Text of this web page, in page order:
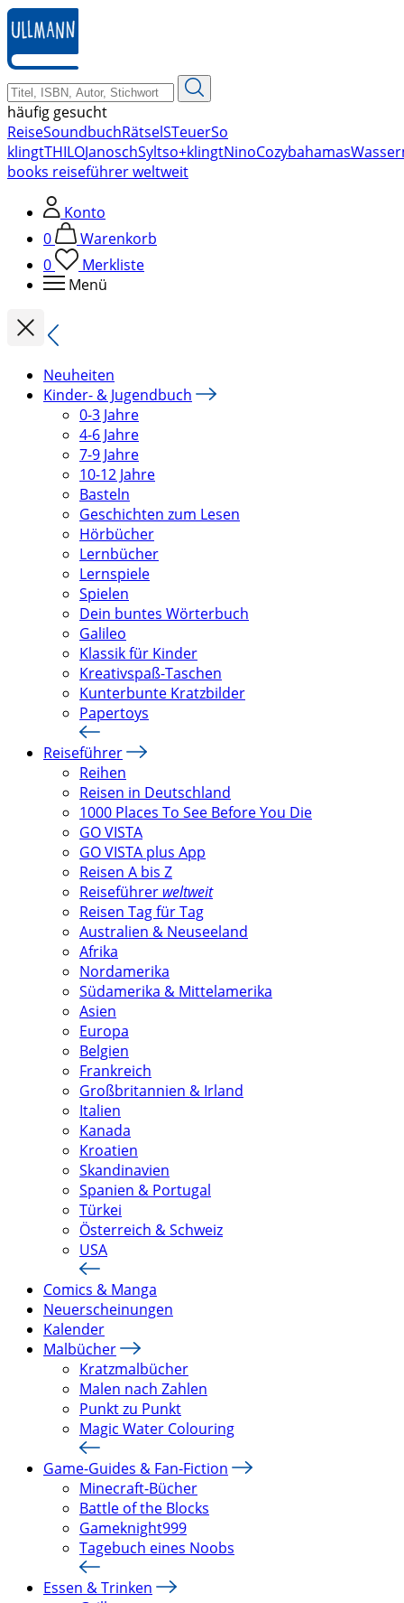
zum
Hauptinhalt
springen
häufig gesucht
ReiseSoundbuchRätselSTeuerSo
klingtTHILOJanoschSyltso+klingtNinoCozybahamas
books reiseführer weltweit
Konto
0
Warenkorb
0
Merkliste
Menü
Neuheiten
Kinder- & Jugendbuch
0-3 Jahre
4-6 Jahre
7-9 Jahre
10-12 Jahre
Basteln
Geschichten zum Lesen
Hörbücher
Lernbücher
Lernspiele
Spielen
Dein buntes Wörterbuch
Galileo
Klassik für Kinder
Kreativspaß-Taschen
Kunterbunte Kratzbilder
Papertoys
Reiseführer
Reihen
Reisen in Deutschland
1000 Places To See Before You Die
GO VISTA
GO VISTA plus App
Reisen A bis Z
Reiseführer weltweit
Reisen Tag für Tag
Australien & Neuseeland
Afrika
Nordamerika
Südamerika & Mittelamerika
Asien
Europa
Belgien
Frankreich
Großbritannien & Irland
Italien
Kanada
Kroatien
Skandinavien
Spanien & Portugal
Türkei
Österreich & Schweiz
USA
Comics & Manga
Neuerscheinungen
Kalender
Malbücher
Kratzmalbücher
Malen nach Zahlen
Punkt zu Punkt
Magic Water Colouring
Game-Guides & Fan-Fiction
Minecraft-Bücher
Battle of the Blocks
Gameknight999
Tagebuch eines Noobs
Essen & Trinken